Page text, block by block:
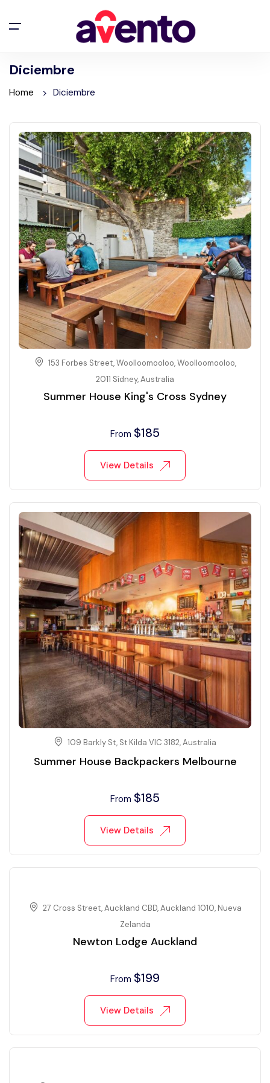
Diciembre
Home Diciembre
153 Forbes Street, Woolloomooloo, Woolloomooloo,
2011 Sídney, Australia
Summer House King's Cross Sydney
From $185
View Details
109 Barkly St, St Kilda VIC 3182, Australia
Summer House Backpackers Melbourne
From $185
View Details
27 Cross Street, Auckland CBD, Auckland 1010, Nueva
Zelanda
Newton Lodge Auckland
From $199
View Details